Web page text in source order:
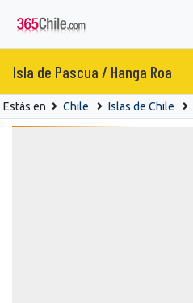
Isla de Pascua / Hanga Roa
Estás en Chile Islas de Chile